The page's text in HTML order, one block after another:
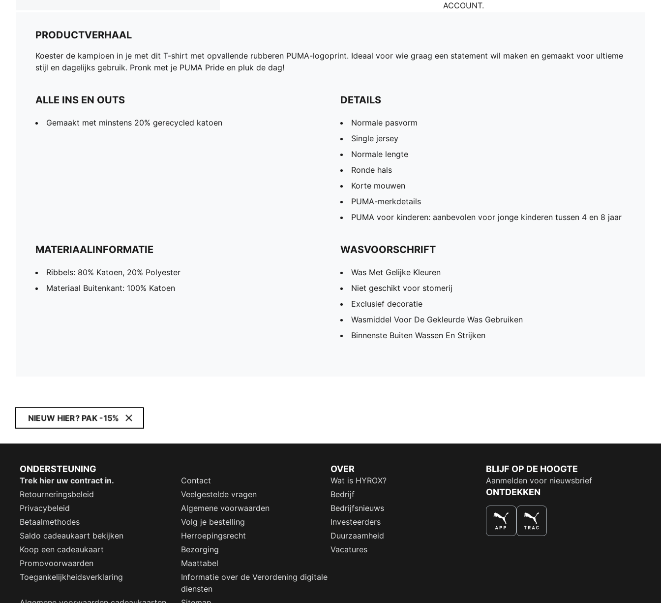
ACCOUNT.
PRODUCTVERHAAL
Koester de kampioen in je met dit T-shirt met opvallende rubberen PUMA-logoprint. Ideaal voor wie graag een statement wil maken en gemaakt voor ultieme
stijl en dagelijks gebruik. Pronk met je PUMA Pride en pluk de dag!
ALLE INS EN OUTS
Gemaakt met minstens 20% gerecycled katoen
DETAILS
Normale pasvorm
Single jersey
Normale lengte
Ronde hals
Korte mouwen
PUMA-merkdetails
PUMA voor kinderen: aanbevolen voor jonge kinderen tussen 4 en 8 jaar
MATERIAALINFORMATIE
Ribbels: 80% Katoen, 20% Polyester
Materiaal Buitenkant: 100% Katoen
WASVOORSCHRIFT
Was Met Gelijke Kleuren
Niet geschikt voor stomerij
Exclusief decoratie
Wasmiddel Voor De Gekleurde Was Gebruiken
Binnenste Buiten Wassen En Strijken
NIEUW HIER? PAK -15%
ONDERSTEUNING
Trek hier uw contract in.
Contact
Retourneringsbeleid
Veelgestelde vragen
Privacybeleid
Algemene voorwaarden
Betaalmethodes
Volg je bestelling
Saldo cadeaukaart bekijken
Herroepingsrecht
Koop een cadeaukaart
Bezorging
Promovoorwaarden
Maattabel
Toegankelijkheidsverklaring
Informatie over de Verordening digitale
diensten
OVER
Wat is HYROX?
Bedrijf
Bedrijfsnieuws
Investeerders
Duurzaamheid
Vacatures
BLIJF OP DE HOOGTE
Aanmelden voor nieuwsbrief
ONTDEKKEN